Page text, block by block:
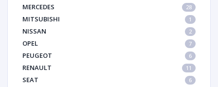
MERCEDES 28
MITSUBISHI 1
NISSAN 2
OPEL 7
PEUGEOT 6
RENAULT 11
SEAT 6